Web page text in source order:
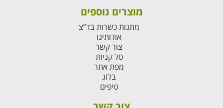
מוצרים נוספים
מתנות כשרות בד”צ
אודותינו
צור קשר
סל קניות
מפת אתר
בלוג
טיפים